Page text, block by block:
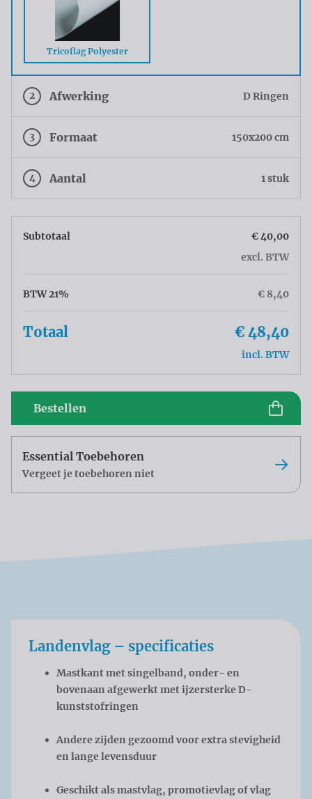
Tricoflag Polyester
2 Afwerking D Ringen
3 Formaat 150x200 cm
4 Aantal 1 stuk
Subtotaal
€ 40,00
excl. BTW
BTW 21% € 8,40
Totaal € 48,40
incl. BTW
Bestellen
Essential Toebehoren
Vergeet je toebehoren niet
Landenvlag – specificaties
Mastkant met singelband, onder- en
bovenaan afgewerkt met ijzersterke D-
kunststofringen
Andere zijden gezoomd voor extra stevigheid
en lange levensduur
Geschikt als mastvlag, promotievlag of vlag